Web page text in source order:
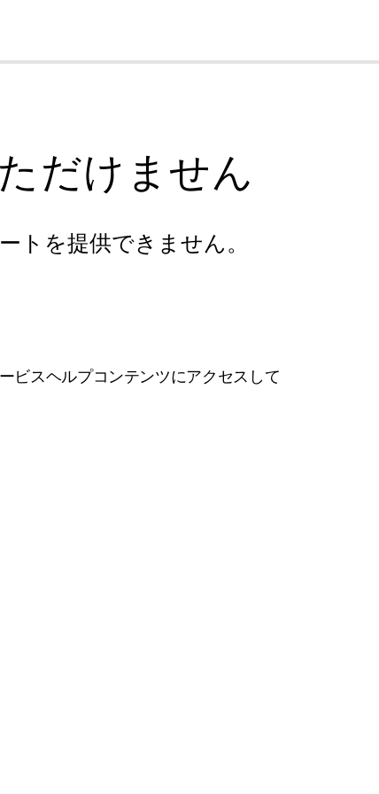
だけません
トを提供できません。
ビスヘルプコンテンツにアクセスして